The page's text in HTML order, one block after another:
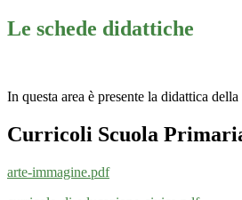
Le schede didattiche
In questa area è presente la didattica della
Curricoli Scuola
arte-immagine.pdf